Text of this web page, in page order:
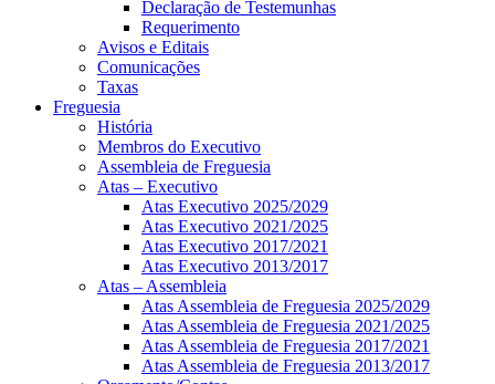
Declaração de Testemunhas
Requerimento
Avisos e Editais
Comunicações
Taxas
Freguesia
História
Membros do Executivo
Assembleia de Freguesia
Atas – Executivo
Atas Executivo 2025/2029
Atas Executivo 2021/2025
Atas Executivo 2017/2021
Atas Executivo 2013/2017
Atas – Assembleia
Atas Assembleia de Freguesia 2025/2029
Atas Assembleia de Freguesia 2021/2025
Atas Assembleia de Freguesia 2017/2021
Atas Assembleia de Freguesia 2013/2017